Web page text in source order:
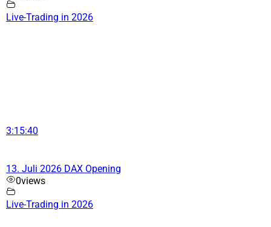
Live-Trading in 2026
3:15:40
13. Juli 2026 DAX Opening
0views
Live-Trading in 2026